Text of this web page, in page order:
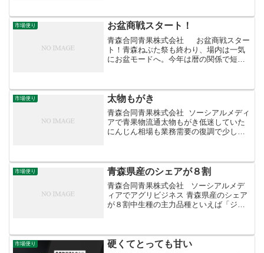
ト」と、収穫量ナン...
市場便り お盆商戦スタート！
青森合同青果株式会社 お盆商戦スター
ト！青森ねぶた祭も終わり、場内は一気
にお盆モードへ。今年は暦の関係で短期
ち手つきで持ち運...
市場便り 太物もがき
青森合同青果株式会社 ソーシアルメディ
アで青果物流通太物もがき低迷していた
にんじん相場も業務需要の復調で少しず
引き合いが強い太物が少なくなっていま
す。このため２Ｌサイ...
市場便り 青森県産のシェアが８割
青森合同青果株式会社 ソーシアルメデ
ィアでアグリビジネス 青森県産のシェア
が８割中生種の主力品種といえば「ジョ
ーシー、しっかりし...
市場便り 硬くてとっても甘い